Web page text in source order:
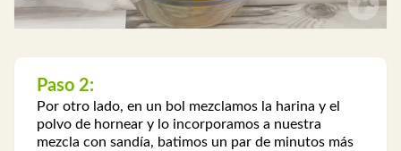
Paso 2:
Por otro lado, en un bol mezclamos la harina y el
polvo de hornear y lo incorporamos a nuestra
mezcla con sandía, batimos un par de minutos más